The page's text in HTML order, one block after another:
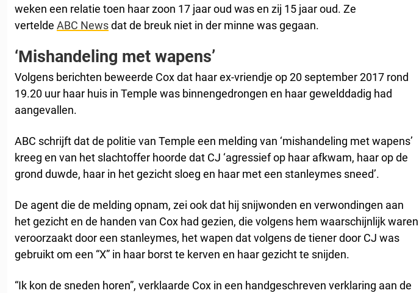
weken een relatie toen haar zoon 17 jaar oud was en zij 15 jaar oud. Ze
vertelde ABC Newsdat de breuk niet in der minne was gegaan.
‘Mishandeling met wapens’
Volgens berichten beweerde Cox dat haar ex-vriendje op 20 september 2017 rond
19.20 uur haar huis in Temple was binnengedrongen en haar gewelddadig had
aangevallen.
ABC schrijft dat de politie van Temple een melding van ‘mishandeling met wapens’
kreeg en van het slachtoffer hoorde dat CJ ‘agressief op haar afkwam, haar op de
grond duwde, haar in het gezicht sloeg en haar met een stanleymes sneed’.
De agent die de melding opnam, zei ook dat hij snijwonden en verwondingen aan
het gezicht en de handen van Cox had gezien, die volgens hem waarschijnlijk waren
veroorzaakt door een stanleymes, het wapen dat volgens de tiener door CJ was
gebruikt om een “X” in haar borst te kerven en haar gezicht te snijden.
“Ik kon de sneden horen”, verklaarde Cox in een handgeschreven verklaring aan de